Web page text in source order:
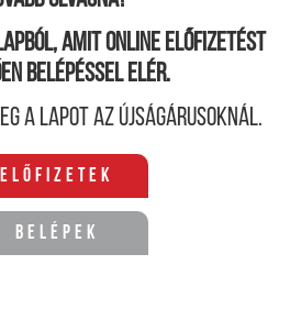
amit online előfizetést
belépéssel elér.
a lapot az újságárusoknál.
Előfizetek
Belépek